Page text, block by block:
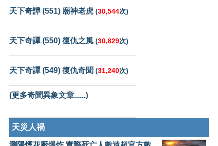
天下奇譚 (551) 廟神老虎 (30,544次)
天下奇譚 (550) 復仇之風 (30,829次)
天下奇譚 (549) 復仇奇聞 (31,240次)
(更多奇聞異象文章......)
天災人禍